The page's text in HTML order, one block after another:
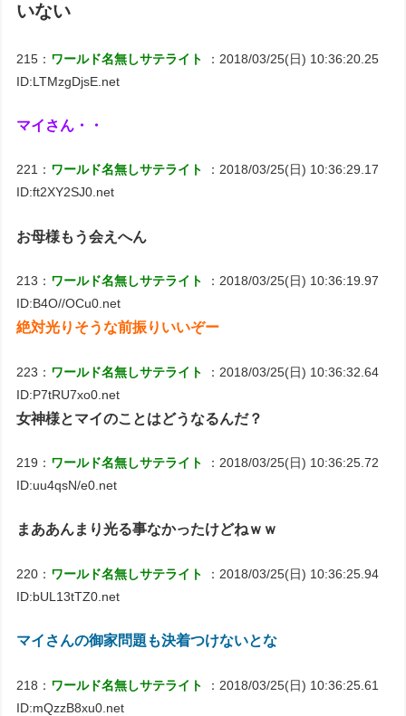
いない
215： ワールド名無しサテライト
：2018/03/25(日) 10:36:20.25
ID:LTMzgDjsE.net
マイさん・・
221： ワールド名無しサテライト
：2018/03/25(日) 10:36:29.17
ID:ft2XY2SJ0.net
お母様もう会えへん
213： ワールド名無しサテライト
：2018/03/25(日) 10:36:19.97
ID:B4O//OCu0.net
絶対光りそうな前振りいいぞー
223： ワールド名無しサテライト
：2018/03/25(日) 10:36:32.64
ID:P7tRU7xo0.net
女神様とマイのことはどうなるんだ？
219： ワールド名無しサテライト
：2018/03/25(日) 10:36:25.72
ID:uu4qsN/e0.net
まああんまり光る事なかったけどねｗｗ
220： ワールド名無しサテライト
：2018/03/25(日) 10:36:25.94
ID:bUL13tTZ0.net
マイさんの御家問題も決着つけないとな
218： ワールド名無しサテライト
：2018/03/25(日) 10:36:25.61
ID:mQzzB8xu0.net